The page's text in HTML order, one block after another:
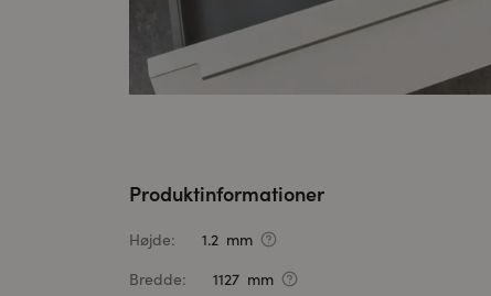
Produktinformationer
Højde:
1.2 mm
Bredde:
1127 mm